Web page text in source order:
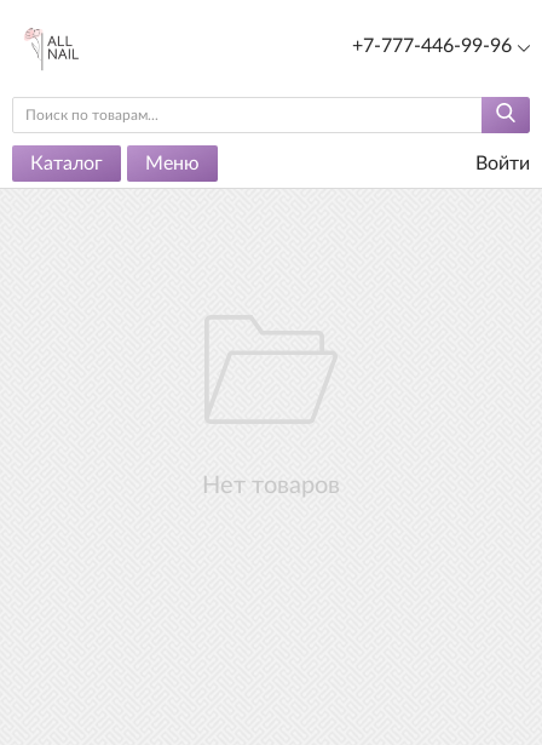
+7-777-446-99-96
Каталог Меню Войти
Нет товаров